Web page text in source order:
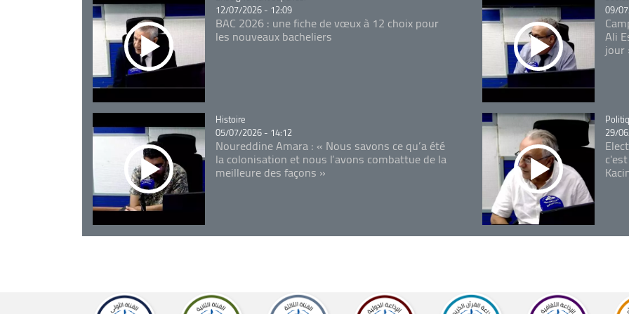
12/07/2026 - 12:09
BAC 2026 : une fiche de vœux à 12 choix pour
les nouveaux bacheliers
09/
Ali
jour
Catégorie
Histoire
05/07/2026 - 14:12
Noureddine Amara : « Nous savons ce qu’a été
la colonisation et nous l’avons combattue de la
meilleure des façons »
29/